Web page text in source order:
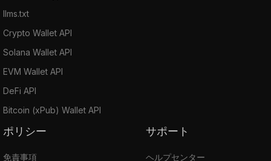
llms.txt
Crypto Wallet API
Solana Wallet API
EVM Wallet API
DeFi API
Bitcoin (xPub) Wallet API
ポリシー
免責事項
サポート
ヘルプセンター